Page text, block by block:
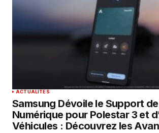
ACTUALITÉS
Samsung Dévoile le Support
Numérique pour Polestar 3 et
Véhicules : Découvrez les